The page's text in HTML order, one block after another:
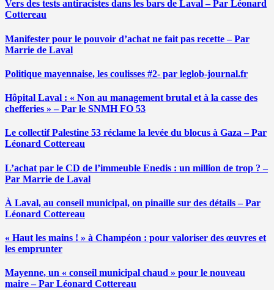
Vers des tests antiracistes dans les bars de Laval – Par Léonard
Cottereau
Manifester pour le pouvoir d’achat ne fait pas recette – Par
Marrie de Laval
Politique mayennaise, les coulisses #2- par leglob-journal.fr
Hôpital Laval : « Non au management brutal et à la casse des
chefferies » – Par le SNMH FO 53
Le collectif Palestine 53 réclame la levée du blocus à Gaza – Par
Léonard Cottereau
L’achat par le CD de l’immeuble Enedis : un million de trop ? –
Par Marrie de Laval
À Laval, au conseil municipal, on pinaille sur des détails – Par
Léonard Cottereau
« Haut les mains ! » à Champéon : pour valoriser des œuvres et
les emprunter
Mayenne, un « conseil municipal chaud » pour le nouveau
maire – Par Léonard Cottereau